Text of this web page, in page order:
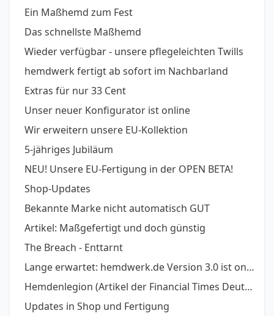
Ein Maßhemd zum Fest
Das schnellste Maßhemd
Wieder verfügbar - unsere pflegeleichten Twills
hemdwerk fertigt ab sofort im Nachbarland
Extras für nur 33 Cent
Unser neuer Konfigurator ist online
Wir erweitern unsere EU-Kollektion
5-jähriges Jubiläum
NEU! Unsere EU-Fertigung in der OPEN BETA!
Shop-Updates
Bekannte Marke nicht automatisch GUT
Artikel: Maßgefertigt und doch günstig
The Breach - Enttarnt
Lange erwartet: hemdwerk.de Version 3.0 ist online
Hemdenlegion (Artikel der Financial Times Deutschl
Updates in Shop und Fertigung